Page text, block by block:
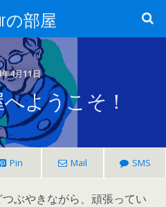
の部屋
4月11日
へようこそ！
Pin Mail SMS
ぶやきながら、頑張ってい